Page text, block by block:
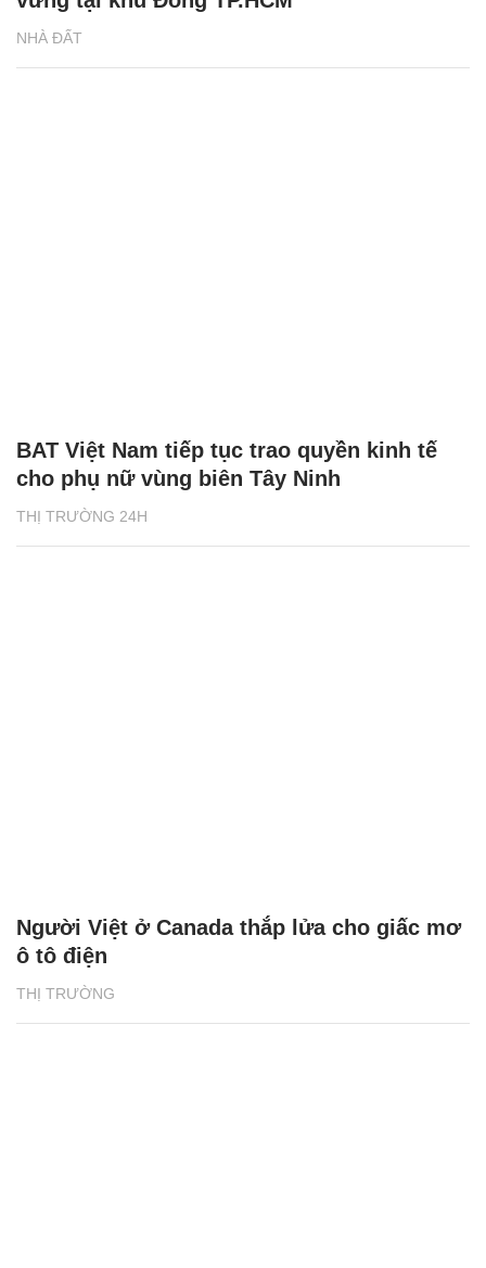
NHÀ ĐẤT
THỊ TRƯỜNG 24H
BAT Việt Nam tiếp tục trao quyền kinh tế
cho phụ nữ vùng biên Tây Ninh
THỊ TRƯỜNG
Người Việt ở Canada thắp lửa cho giấc mơ
ô tô điện